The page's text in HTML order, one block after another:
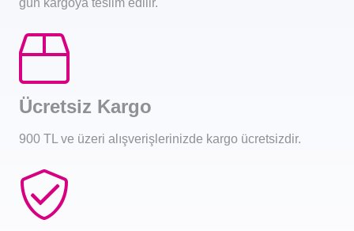
gün kargoya teslim edilir.
Ücretsiz Kargo
900 TL ve üzeri alışverişlerinizde kargo ücretsizdir.